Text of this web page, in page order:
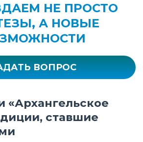
НЕ ПРОСТО
А НОВЫЕ
ВОПРОС
«Архангельское
ставшие